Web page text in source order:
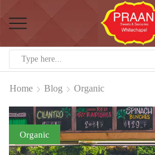
Home Blog Organic
Organic